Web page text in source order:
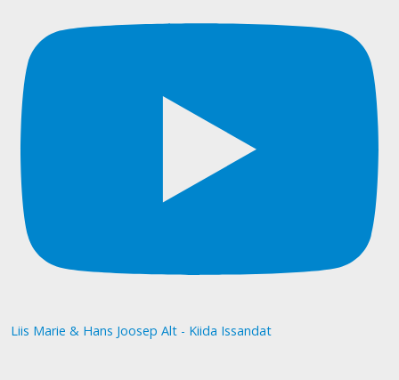
Liis Marie & Hans Joosep Alt - Kiida Issandat